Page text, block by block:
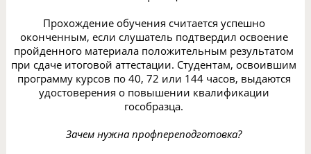
Прохождение обучения считается успешно
оконченным, если слушатель подтвердил освоение
пройденного материала положительным результатом
при сдаче итоговой аттестации. Студентам, освоившим
программу курсов по 40, 72 или 144 часов, выдаются
удостоверения о повышении квалификации
гособразца.
Зачем нужна профпереподготовка?